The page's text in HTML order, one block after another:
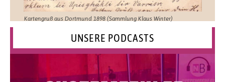
Kartengruß aus Dortmund 1898 (Sammlung Klaus Winter)
UNSERE PODCASTS